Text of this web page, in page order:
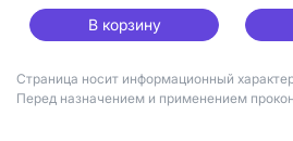
В корзину
Страница носит информационный
Перед назначением и применением